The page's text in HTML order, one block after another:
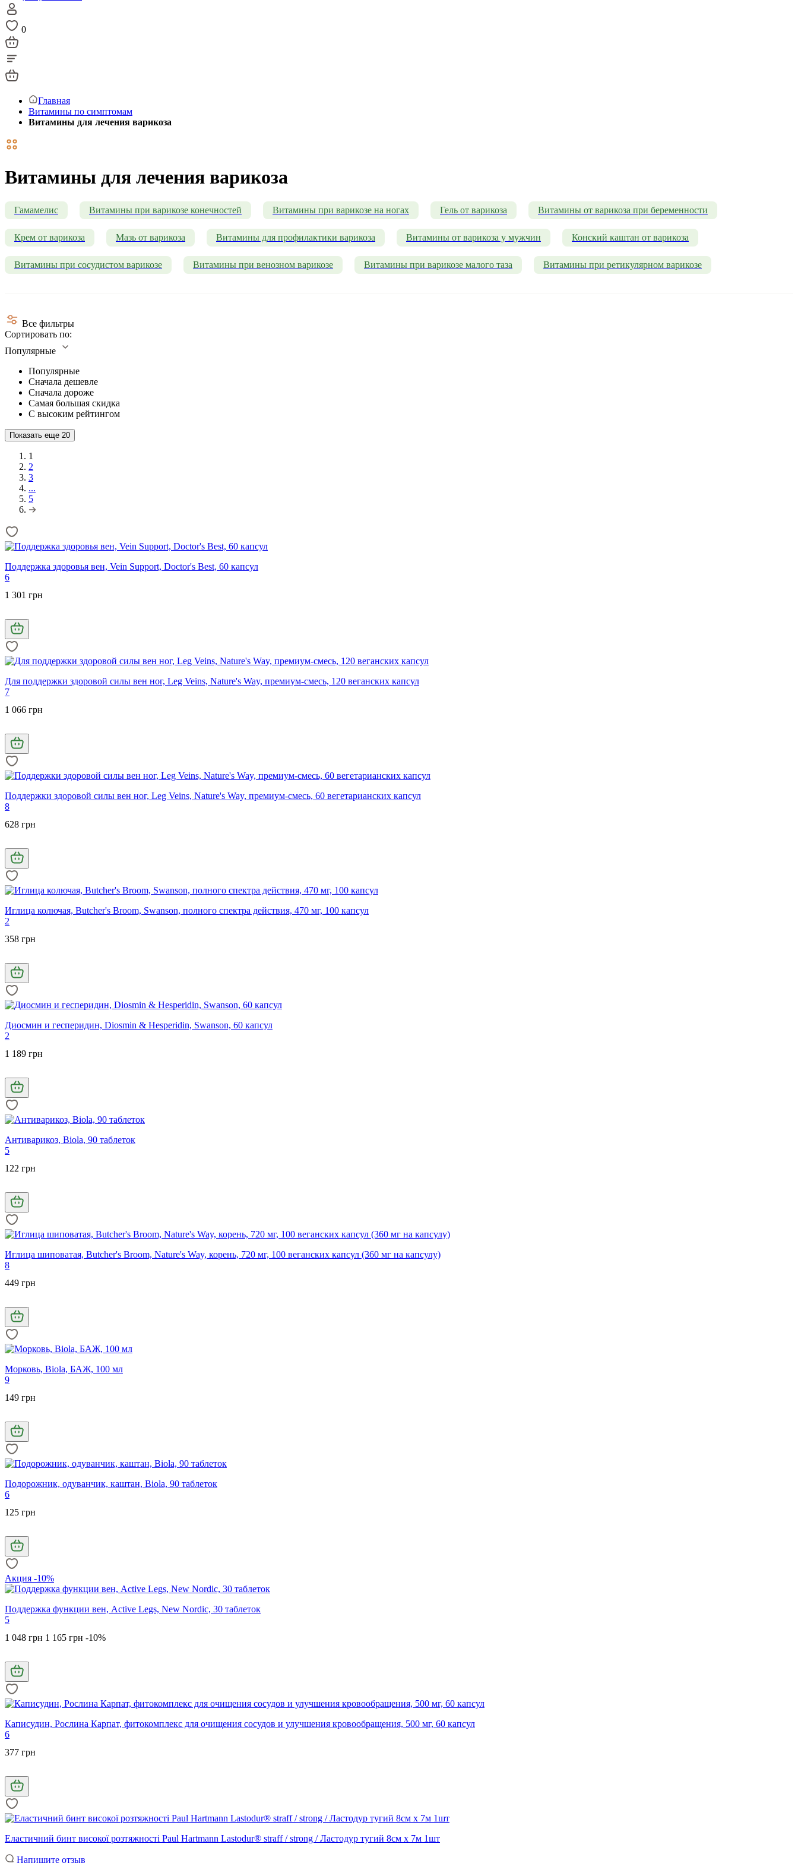
0
Главная
Витамины по симптомам
Витамины для лечения варикоза
Витамины для лечения варикоза
Гамамелис Витамины при варикозе конечностей Витамины при варикозе на ногах Гель от варикоза Витамины от варикоза при беременности
Крем от варикоза Мазь от варикоза Витамины для профилактики варикоза Витамины от варикоза у мужчин Конский каштан от варикоза
Витамины при сосудистом варикозе Витамины при венозном варикозе Витамины при варикозе малого таза Витамины при ретикулярном варикозе
Все фильтры
Сортировать по:
Популярные
Популярные
Сначала дешевле
Сначала дороже
Самая большая скидка
С высоким рейтингом
Показать еще 20
1
2
3
...
5
Поддержка здоровья вен, Vein Support, Doctor's Best, 60 капсул
6
1 301 грн
Для поддержки здоровой силы вен ног, Leg Veins, Nature's Way, премиум-смесь, 120 веганских капсул
7
1 066 грн
Поддержки здоровой силы вен ног, Leg Veins, Nature's Way, премиум-смесь, 60 вегетарианских капсул
8
628 грн
Иглица колючая, Butcher's Broom, Swanson, полного спектра действия, 470 мг, 100 капсул
2
358 грн
Диосмин и гесперидин, Diosmin & Hesperidin, Swanson, 60 капсул
2
1 189 грн
Антиварикоз, Biola, 90 таблеток
5
122 грн
Иглица шиповатая, Butcher's Broom, Nature's Way, корень, 720 мг, 100 веганских капсул (360 мг на капсулу)
8
449 грн
Морковь, Biola, БАЖ, 100 мл
9
149 грн
Подорожник, одуванчик, каштан, Biola, 90 таблеток
6
125 грн
Акция -10%
Поддержка функции вен, Active Legs, New Nordic, 30 таблеток
5
1 048 грн 1 165 грн -10%
Каписудин, Рослина Карпат, фитокомплекс для очищения сосудов и улучшения кровообращения, 500 мг, 60 капсул
6
377 грн
Еластичний бинт високої розтяжності Paul Hartmann Lastodur® straff / strong / Ластодур тугий 8см х 7м 1шт
Напишите отзыв